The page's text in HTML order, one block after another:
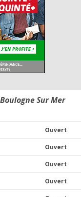
Sur Mer
Ouvert
Ouvert
Ouvert
Ouvert